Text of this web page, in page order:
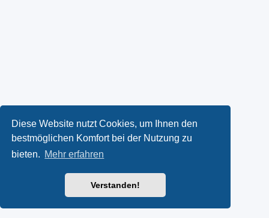
Diese Website nutzt Cookies, um Ihnen den
bestmöglichen Komfort bei der Nutzung zu
bieten. Mehr erfahren
Verstanden!